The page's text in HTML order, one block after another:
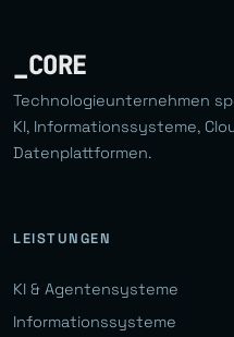
_CORE
Technologieunternehmen
KI, Informationssysteme,
Datenplattformen.
LEISTUNGEN
KI & Agentensysteme
Informationssysteme